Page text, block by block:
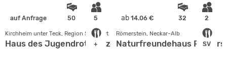
auf Anfrage 50 5
+
Kirchheim unter Teck, Region Stuttgart
Haus des Jugendrotkreuzes
ab 14.06 € 32 2
SV
Römerstein, Neckar-Alb
Naturfreundehaus